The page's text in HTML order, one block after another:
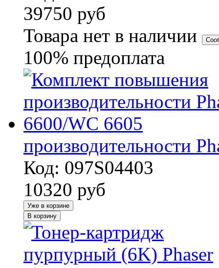
39750 руб
Товара нет в наличии
100% предоплата
производительности
Код: 097S04403
10320 руб
Уже в корзине
В корзину